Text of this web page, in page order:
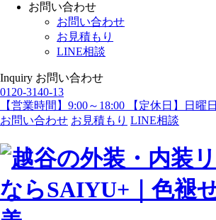
お問い合わせ
お問い合わせ
お見積もり
LINE相談
Inquiry お問い合わせ
0120-3140-13
【営業時間】9:00～18:00 【定休日】日曜日
お問い合わせ お見積もり LINE相談